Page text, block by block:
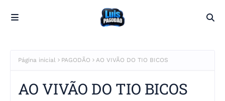
Página inicial PAGODÃO AO VIVÃO DO TIO BICOS
AO VIVÃO DO TIO BICOS